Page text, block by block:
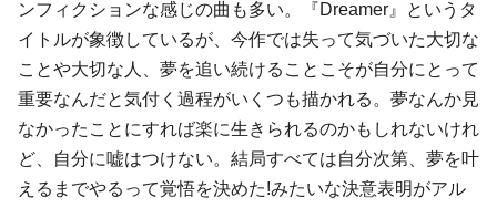
ンフィクションな感じの曲も多い。『Dreamer』というタ
イトルが象徴しているが、今作では失って気づいた大切な
ことや大切な人、夢を追い続けることこそが自分にとって
重要なんだと気付く過程がいくつも描かれる。夢なんか見
なかったことにすれば楽に生きられるのかもしれないけれ
ど、自分に嘘はつけない。結局すべては自分次第、夢を叶
えるまでやるって覚悟を決めた!みたいな決意表明がアル